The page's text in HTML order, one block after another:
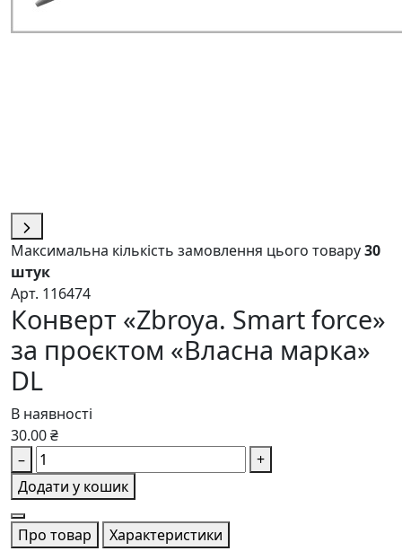
Максимальна кількість замовлення цього товару30
штук
Арт. 116474
Конверт «Zbroya. Smart force»
за проєктом «Власна марка»
DL
В наявності
30.00 ₴
–
+
Додати у кошик
Про товар Характеристики